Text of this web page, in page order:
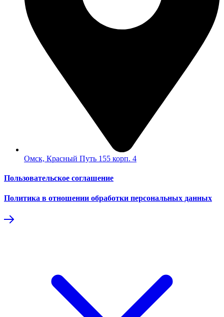
Омск, Красный Путь 155 корп. 4
Пользовательское соглашение
Политика в отношении обработки персональных данных